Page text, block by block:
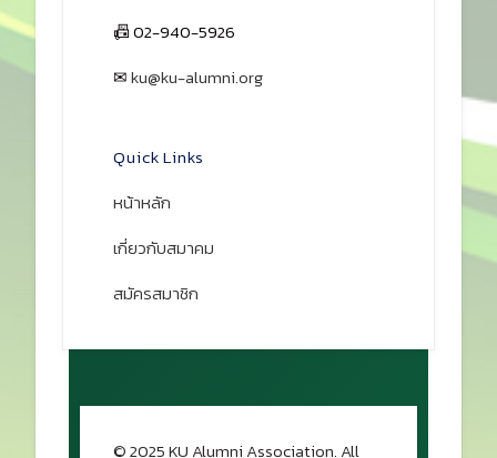
📠 02-940-5926
✉ku@ku-alumni.org
Quick Links
หน้าหลัก
เกี่ยวกับสมาคม
สมัครสมาชิก
© 2025 KU Alumni Association. All